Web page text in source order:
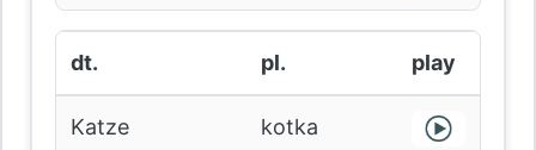
dt. pl. play
Katze kotka